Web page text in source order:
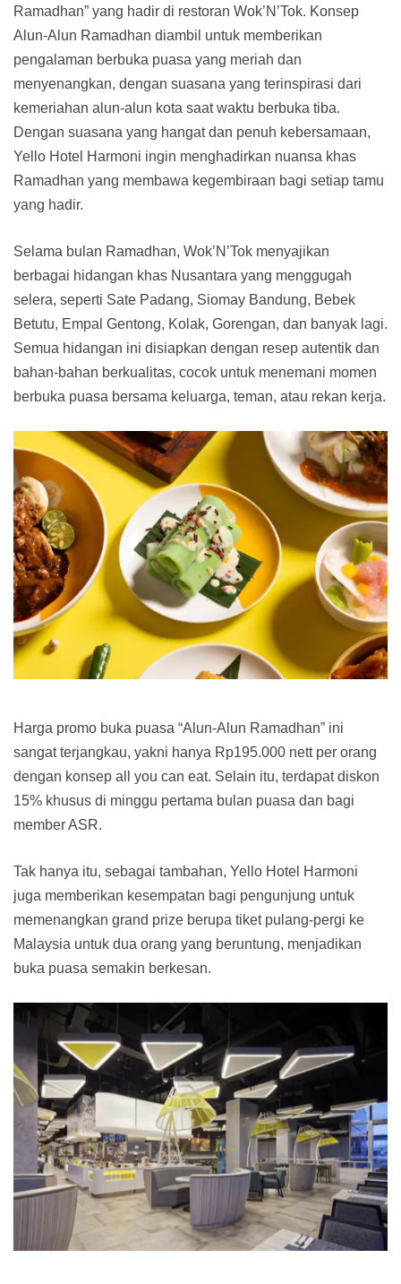
Ramadhan” yang hadir di restoran Wok’N’Tok. Konsep
Alun-Alun Ramadhan diambil untuk memberikan
pengalaman berbuka puasa yang meriah dan
menyenangkan, dengan suasana yang terinspirasi dari
kemeriahan alun-alun kota saat waktu berbuka tiba.
Dengan suasana yang hangat dan penuh kebersamaan,
Yello Hotel Harmoni ingin menghadirkan nuansa khas
Ramadhan yang membawa kegembiraan bagi setiap tamu
yang hadir.
Selama bulan Ramadhan, Wok’N’Tok menyajikan
berbagai hidangan khas Nusantara yang menggugah
selera, seperti Sate Padang, Siomay Bandung, Bebek
Betutu, Empal Gentong, Kolak, Gorengan, dan banyak lagi.
Semua hidangan ini disiapkan dengan resep autentik dan
bahan-bahan berkualitas, cocok untuk menemani momen
berbuka puasa bersama keluarga, teman, atau rekan kerja.
Harga promo buka puasa “Alun-Alun Ramadhan” ini
sangat terjangkau, yakni hanya Rp195.000 nett per orang
dengan konsep all you can eat. Selain itu, terdapat diskon
15% khusus di minggu pertama bulan puasa dan bagi
member ASR.
Tak hanya itu, sebagai tambahan, Yello Hotel Harmoni
juga memberikan kesempatan bagi pengunjung untuk
memenangkan grand prize berupa tiket pulang-pergi ke
Malaysia untuk dua orang yang beruntung, menjadikan
buka puasa semakin berkesan.